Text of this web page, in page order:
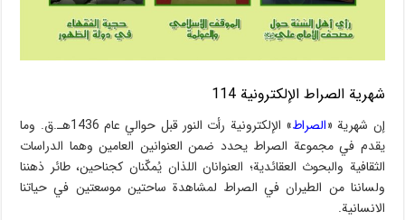
شهریة الصراط الإلكترونية 114
إن شهریة «الصراط
» الإلكترونية رأت النور قبل حوالي عام 1436هـ.ق. وما
يقدم في مجموعة الصراط يحدد ضمن العنوانين العامين وهما الدراسات
الثقافية والبحوث العقائدية؛ العنوانان اللذان يُمكّنان كجناحين، طائر ذهننا
ولساننا من الطيران في الصراط لمشاهدة ساحتين موسعتين في حياتنا
الانسانية.